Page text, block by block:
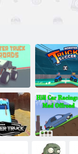
ﺔﻨﺣﺎﺷ
ﻡﺪﻘﻟﺍ ﺓﺮﻛ
ﺔﻨﺣﺎﺷ ﺶﺣﻮﻟﺍ